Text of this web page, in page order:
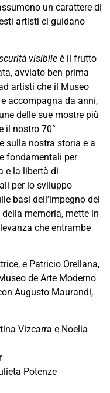
un carattere di
artisti ci guidano
visibile è il frutto
avviato ben prima
artisti che il Museo
accompagna da anni,
delle sue mostre più
il nostro 70°
sulla nostra storia e a
fondamentali per
e la libertà di
per lo sviluppo
basi dell’impegno del
memoria, mette in
che entrambe
e Patricio Orellana,
de Arte Moderno
Augusto Maurandi,
Vizcarra e Noelia
Potenze